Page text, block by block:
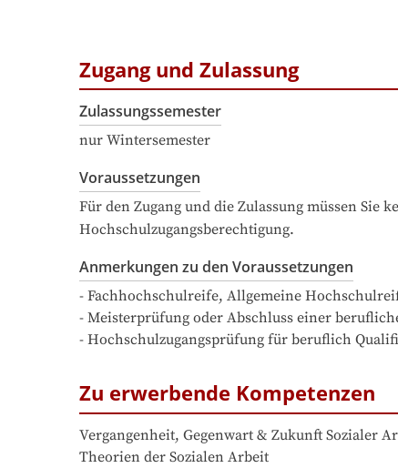
Zugang und Zulassung
Zulassungssemester
nur Wintersemester
Voraussetzungen
Für den Zugang und die Zulassung müssen Sie
Hochschulzugangsberechtigung.
Anmerkungen zu den Voraussetzungen
- Fachhochschulreife, Allgemeine
- Meisterprüfung oder Abschluss einer
- Hochschulzugangsprüfung für beruflich
Zu erwerbende Kompetenzen
Vergangenheit, Gegenwart & Zukunft Sozialer
Theorien der Sozialen Arbeit